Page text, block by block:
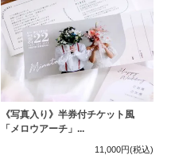
《写真入り》半券付チケット風
「メロウアーチ」...
11,000円(税込)